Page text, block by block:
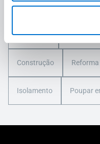
Conselhos
Construção Reforma
Isolamento Poupar